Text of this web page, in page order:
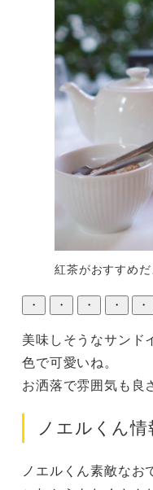
紅茶がおすすめ
・ ・ ・ ・ ・
美味しそうなサンド
色で可愛いね。
お洒落で雰囲気も
ノエルくん情
ノエルくん素敵なお